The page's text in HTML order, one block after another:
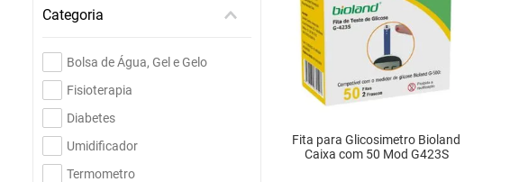
Categoria
Bolsa de Água, Gel e Gelo
Fisioterapia
Diabetes
Umidificador
Termometro
Fita para Glicosimetro Bioland
Caixa com 50 Mod G423S